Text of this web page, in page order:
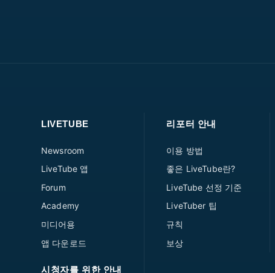
LIVETUBE
Newsroom
LiveTube 앱
Forum
Academy
미디어용
앱 다운로드
시청자를 위한 안내
리포터 안내
이용 방법
좋은 LiveTube란?
LiveTube 선정 기준
LiveTuber 팁
규칙
보상